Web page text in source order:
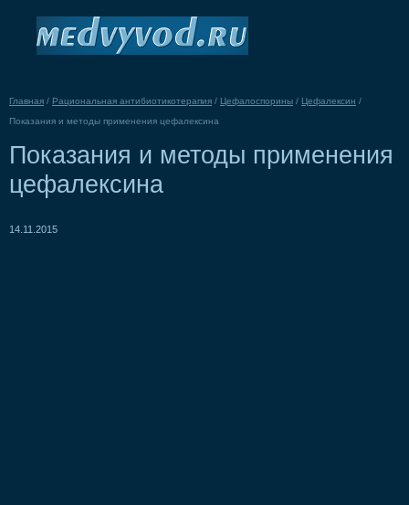
Главная / Рациональная антибиотикотерапия / Цефалоспорины / Цефалексин /
Показания и методы применения цефалексина
Показания и методы применения
цефалексина
14.11.2015